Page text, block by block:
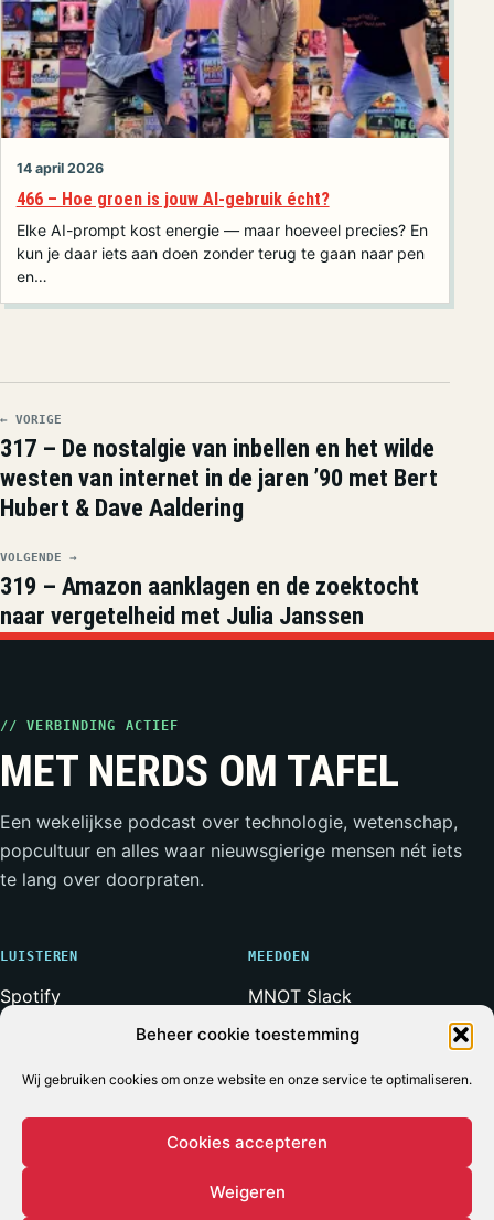
Beheer cookie toestemming
Wij gebruiken cookies om onze website en onze service te optimaliseren.
Cookies accepteren
Weigeren
14 april 2026
466 – Hoe groen is jouw AI-gebruik écht?
Elke AI-prompt kost energie — maar hoeveel precies? En
kun je daar iets aan doen zonder terug te gaan naar pen
en…
← VORIGE
317 – De nostalgie van inbellen en het wilde
westen van internet in de jaren ’90 met Bert
Hubert & Dave Aaldering
VOLGENDE →
319 – Amazon aanklagen en de zoektocht
naar vergetelheid met Julia Janssen
// VERBINDING ACTIEF
MET NERDS OM TAFEL
Een wekelijkse podcast over technologie, wetenschap,
popcultuur en alles waar nieuwsgierige mensen nét iets
te lang over doorpraten.
LUISTEREN
Spotify
RSS-feed
MEEDOEN
MNOT Slack
Weerwolven Slack
Adverteren